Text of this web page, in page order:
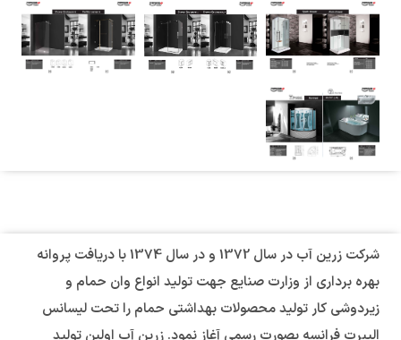
شرکت زرین آب در سال 1372 و در سال 1374 با دریافت پروانه
بهره برداری از وزارت صنایع جهت تولید انواع وان حمام و
زیردوشی کار تولید محصولات بهداشتی حمام را تحت لیسانس